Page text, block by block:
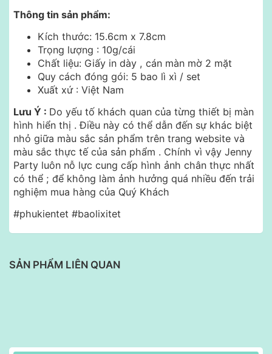
Thông tin sản phẩm:
Kích thước: 15.6cm x 7.8cm
Trọng lượng : 10g/cái
Chất liệu: Giấy in dày , cán màn mờ 2 mặt
Quy cách đóng gói: 5 bao lì xì / set
Xuất xứ : Việt Nam
Lưu Ý : Do yếu tố khách quan của từng thiết bị màn
hình hiển thị . Điều này có thể dẫn đến sự khác biệt
nhỏ giữa màu sắc sản phẩm trên trang website và
màu sắc thực tế của sản phẩm . Chính vì vậy Jenny
Party luôn nỗ lực cung cấp hình ảnh chân thực nhất
có thể ; để không làm ảnh hưởng quá nhiều đến trải
nghiệm mua hàng của Quý Khách
#phukientet #baolixitet
SẢN PHẨM LIÊN QUAN